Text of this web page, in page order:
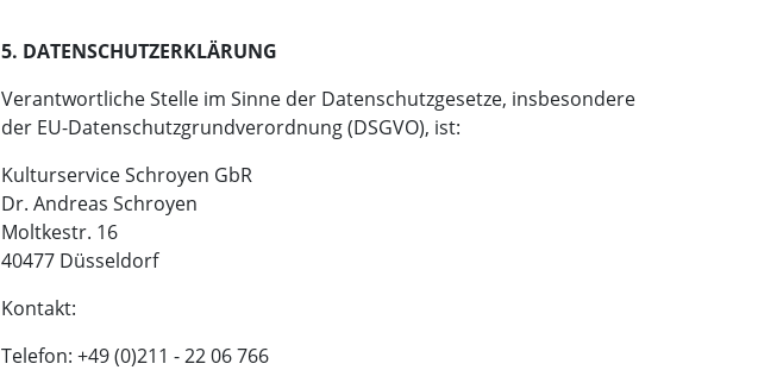
5. DATENSCHUTZERKLÄRUNG
Verantwortliche Stelle im Sinne der Datenschutzgesetze, insbesondere
der EU-Datenschutzgrundverordnung (DSGVO), ist:
Kulturservice Schroyen GbR
Dr. Andreas Schroyen
Moltkestr. 16
40477 Düsseldorf
Kontakt:
Telefon: +49 (0)211 - 22 06 766